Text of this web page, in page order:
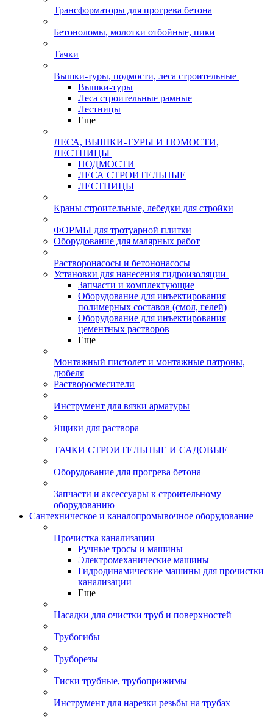
Трансформаторы для прогрева бетона
Бетоноломы, молотки отбойные, пики
Тачки
Вышки-туры, подмости, леса строительные
Вышки-туры
Леса строительные рамные
Лестницы
Еще
ЛЕСА, ВЫШКИ-ТУРЫ И ПОМОСТИ,
ЛЕСТНИЦЫ
ПОДМОСТИ
ЛЕСА СТРОИТЕЛЬНЫЕ
ЛЕСТНИЦЫ
Краны строительные, лебедки для стройки
ФОРМЫ для тротуарной плитки
Оборудование для малярных работ
Растворонасосы и бетононасосы
Установки для нанесения гидроизоляции
Запчасти и комплектующие
Оборудование для инъектирования
полимерных составов (смол, гелей)
Оборудование для инъектирования
цементных растворов
Еще
Монтажный пистолет и монтажные патроны,
дюбеля
Растворосмесители
Инструмент для вязки арматуры
Ящики для раствора
ТАЧКИ СТРОИТЕЛЬНЫЕ И САДОВЫЕ
Оборудование для прогрева бетона
Запчасти и аксессуары к строительному
оборудованию
Сантехническое и каналопромывочное оборудование
Прочистка канализации
Ручные тросы и машины
Электромеханические машины
Гидродинамические машины для прочистки
канализации
Еще
Насадки для очистки труб и поверхностей
Трубогибы
Труборезы
Тиски трубные, трубоприжимы
Инструмент для нарезки резьбы на трубах